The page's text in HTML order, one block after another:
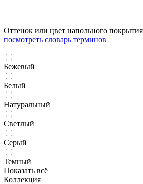
Оттенок или цвет напольного покрытия
посмотреть словарь терминов
Бежевый
Белый
Натуральный
Светлый
Серый
Темный
Показать всё
Коллекция